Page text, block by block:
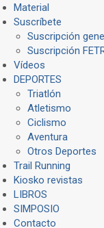
Material
Suscríbete
Suscripción
Suscripción
Vídeos
DEPORTES
Triatlón
Atletismo
Ciclismo
Aventura
Otros Deportes
Trail Running
Kiosko revistas
LIBROS
SIMPOSIO
Contacto